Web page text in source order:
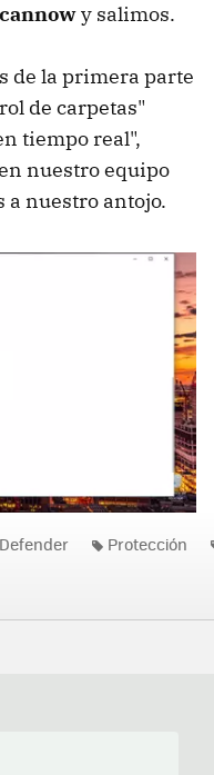
y salimos.
de la primera parte
de carpetas"
tiempo real",
nuestro equipo
a nuestro antojo.
Protección